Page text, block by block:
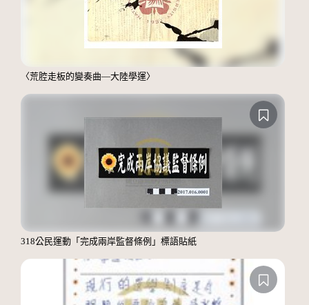
〈荒腔走板的變奏曲—大陸學運〉
318公民運動「完成兩岸監督條例」標語貼紙